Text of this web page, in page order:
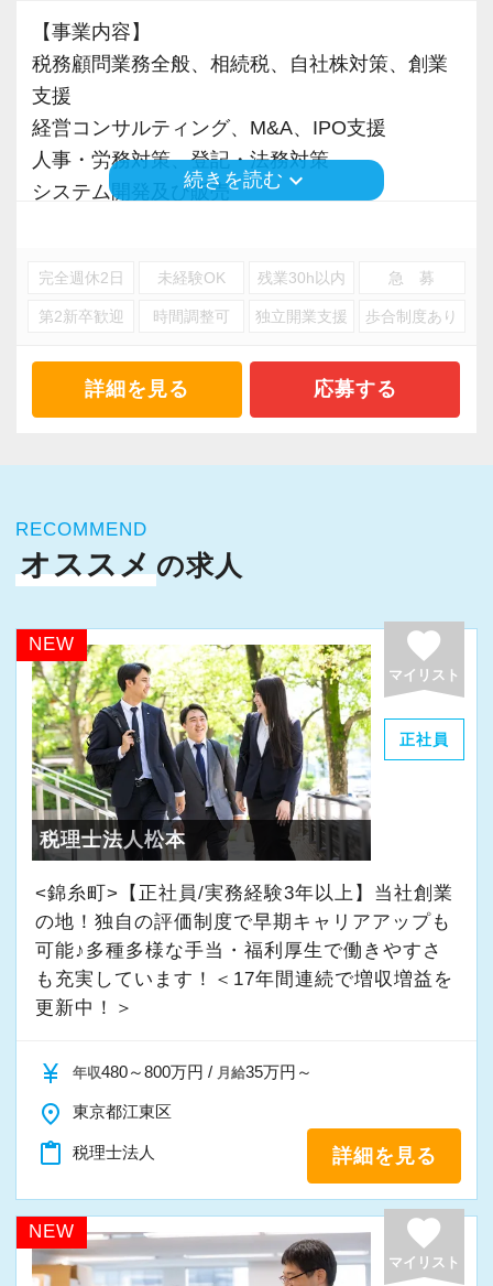
スーツに代わり、オフィスカジュアルを
導入しています！
＼こんな方、大歓迎／
【不動産関連の税務サイクルに興味がある方】
（１）業界でも数少ない「大家さん専門事務
不動産オーナー様に特化した税務サービス
は、業界でもまだ数少ないサービスで、
野です。
（２）税務コンサルティングも経験できる
不動産オーナー様には、節税対策も重要で
す。
当事務所は2000人以上の相談実績があり、
相続税還付・消費税還付に関しては200件以上の
成功を収めています。
相続税の生前対策として、最適なプランを
策定し、ご提案するというコンサルティング業
務を経験できます。
【積極的に学びたい方】
（１）自分のポテンシャルを上げていける
新しい分野で日々学ぶことがたくさんある
ため、自分自身が大きく成長していくのを実感
自ら学びとる積極的な姿勢を持つ方、大歓
迎です！
（２）税理士資格の取得支援
試験休暇制度があります。有給休暇と併用
し、試験勉強の追い込みをするという使い方を
している方が多いです。
・全員真面目に仕事に取り組んでいます
【弊社の特徴】
http://tax.excelike.co.jp/
・成長著しい会計事務所(年間300社の新規契約
獲得)
き合いはなし。
・短時間で集中して定時でパッと帰る事を推奨
（有給休暇とは別に付与）
・昇給はとても早い！入社4年目で年俸は最低で
・訪問がないので、上司立ち合いのもと顧客と
面談可能（初心者には安心）
意味不明な行事は一切ありません。今後も行う
可能性もありません）
【その無駄やめよう！ ～効率化のための基本的
な考え方～】
弊社は極限効率化に社運をかけて挑んでいま
す。
そのために1番大切な事は既存の全ての業務のフ
ローを効率的に見直すことではありません。
一番大事な事は「無駄な業務を全部やめる」と
言う事です。
・無駄な飲み会・人間関係
・無駄な慣習(スーツ着用など)
・無駄な連絡(遅刻、欠勤時の時の電話連絡など
・無駄な気配り(周りが帰らないから帰りづらい
など)
タルデータでシームレスに繋げ、これに会計シ
ステム、業務管理システムを必要に応じて介在
させる事により極めてスムーズな供給が出来る
体制を構築しています。
この業界は非常に特殊な業界です。クライアン
これに対抗するには生産性を向上するほかない
のは明らかなのに、未だ労働集約的な体質を改
またスタッフに多くの還元を行うには、事業に
おいて高い生産性を実現していることが大前提
により多くの還元が行える体制の構築を実現し
てまいります。
弊社の取り組みこそが「次世代の会計事務所の
正しい在り方である」と確信をもっています。
この取り組みに興味がある方は是非参加してく
ださい。
▼弊社の取材動画です。
▼採用面接用プレゼン資料です。興味がある方
はご拝読ください
https://docs.google.com/presentation/d/
jpJvYFJyRwio1NrK6fOdN5rQYuGtB2S9M4/
てみました。興味がある方はご拝読ください
https://docs.google.com/presentation/d/
【スタッフ一覧】
http://tax.excelike.co.jp/company/staff/
トラブルや揉め事を回避するためにスタッフの
人間性には大変気をつけています。
【事業内容】
税務顧問業務全般、相続税、自社株対策、創業
支援
経営コンサルティング、M&A、IPO支援
人事・労務対策、登記・法務対策
システム開発及び販売
す。
続きを読む keyboard_arrow_down
完全週休2日 未経験OK 残業30h以内 急 募
第2新卒歓迎 時間調整可 独立開業支援 歩合制度あり
詳細を見る 応募する
RECOMMEND
オススメ の求人
NEW favorite
マイリスト
正社員
税理士法人松本
<錦糸町>【正社員/実務経験3年以上】当社創業
の地！独自の評価制度で早期キャリアアップも
可能♪多種多様な手当・福利厚生で働きやすさ
も充実しています！＜17年間連続で増収増益を
更新中！＞
currency_yen 年収480～800万円 / 月給35万円～
place 東京都江東区
content_paste 税理士法人 詳細を見る
NEW favorite
マイリスト